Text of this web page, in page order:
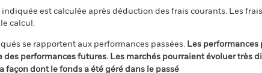
est calculée après déduction des frais courants. Les
calcul.
se rapportent aux performances passées. Les performances
performances futures. Les marchés pourraient évoluer très
façon dont le fonds a été géré dans le passé